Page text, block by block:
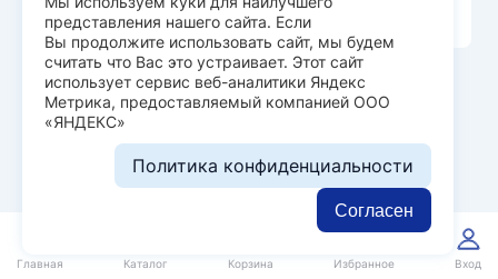
Главная Каталог Корзина Избранное Вход
Лидеры продаж
© Арт Текс — продажа тканей оптом, 2026
Пользовательское соглашение
Политика конфиденциальности
Разработка сайта —
представления нашего сайта. Если
Вы продолжите использовать сайт, мы будем
считать что Вас это устраивает. Этот сайт
использует сервис веб-аналитики Яндекс
Метрика, предоставляемый компанией ООО
«ЯНДЕКС»
Политика конфиденциальности
Согласен